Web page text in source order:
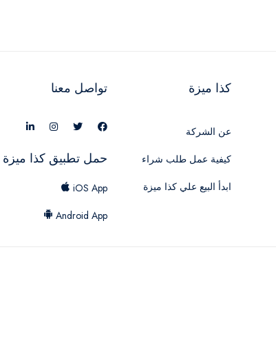
كذا ميزة
عن الشركة
كيفية عمل طلب شراء
ابدأ البيع علي كذا ميزة
تواصل معنا
حمل تطبيق كذا ميزة
iOS App
Android App